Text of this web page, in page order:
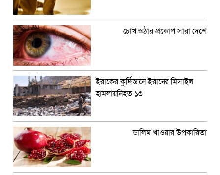
চোখ ওঠার প্রকোপ সারা দেশে
ইরাকের কুর্দিস্তানে ইরানের মিসাইল
হামলায়নিহত ১৩
ডালিম খাওয়ার উপকারিতা